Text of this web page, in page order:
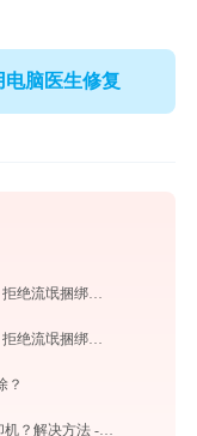
电脑医生修复
2026装机推荐：电脑端音乐播放器评测，拒绝流氓捆绑，还原极致无损心流音质
2026装机严选：电脑版音乐播放器推荐，拒绝流氓捆绑，还原极致无损心流音质
？
柯尼卡美能达magicolor 7440无法连接打印机？解决方法 - 金山毒霸